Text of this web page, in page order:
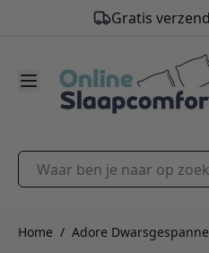
Gratis
Waar ben je naar op zoek?
Home / Adore